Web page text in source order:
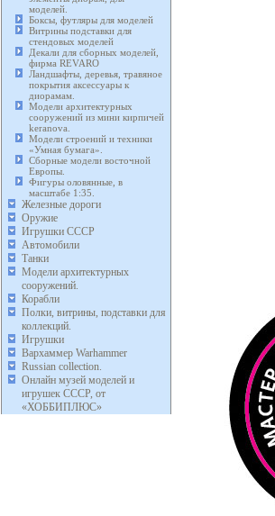
моделей.
Боксы, футляры для моделей
Витрины подставки для
стендовых моделей
Декали для сборных моделей,
фирма REVARO
Ландшафты, деревья, травяное
покрытия аксессуары к
диорамам.
Модели архитектурных
сооружений из мини кирпичей
keranova.
Модели строений и техники
«Умная бумага».
Сборные модели восточной
Европы.
Фигуры оловянные, в
масштабе 1:35.
Железные дороги
Оружие
Игрушки СССР
Автомобили
Танки
Модели архитектурных
сооружений.
Корабли
Полки, витрины, подставки для
коллекций.
Игрушки
Вархаммер Warhammer
Russian collection.
Онлайн музей моделей и
игрушек СССР, от
«ХОББИПЛЮС»